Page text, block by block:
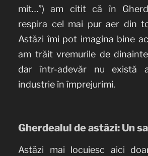
mit…”) am citit că în
respira cel mai pur aer din
Astăzi îmi pot imagina bine
am trăit vremurile de
dar într-adevăr nu există
industrie în împrejurimi.
Gherdealul de astăzi: Un
Astăzi mai locuiesc aici